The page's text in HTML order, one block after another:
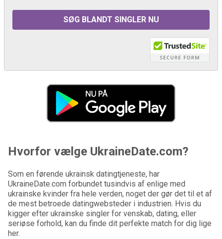
Hvorfor vælge UkraineDate.com?
Som en førende ukrainsk datingtjeneste, har
UkraineDate.com forbundet tusindvis af enlige med
ukrainske kvinder fra hele verden, noget der gør det til et af
de mest betroede datingwebsteder i industrien. Hvis du
kigger efter ukrainske singler for venskab, dating, eller
seriøse forhold, kan du finde dit perfekte match for dig lige
her.